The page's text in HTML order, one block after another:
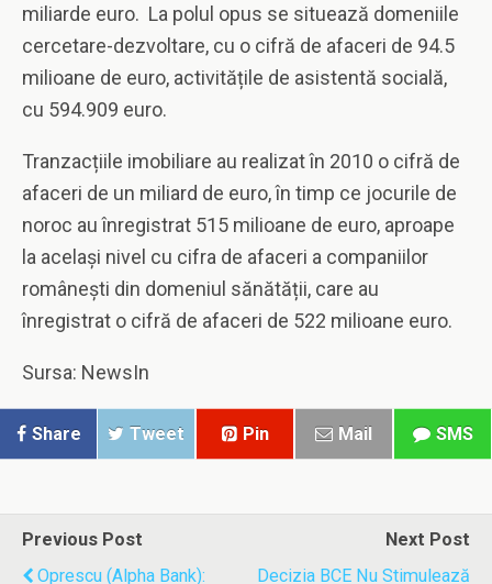
miliarde euro. La polul opus se situează domeniile
cercetare-dezvoltare, cu o cifră de afaceri de 94.5
milioane de euro, activitățile de asistentă socială,
cu 594.909 euro.
Tranzacțiile imobiliare au realizat în 2010 o cifră de
afaceri de un miliard de euro, în timp ce jocurile de
noroc au înregistrat 515 milioane de euro, aproape
la același nivel cu cifra de afaceri a companiilor
românești din domeniul sănătății, care au
înregistrat o cifră de afaceri de 522 milioane euro.
Sursa: NewsIn
Share Tweet Pin Mail SMS
Previous Post
Oprescu (Alpha Bank):
Next Post
Decizia BCE Nu Stimulează